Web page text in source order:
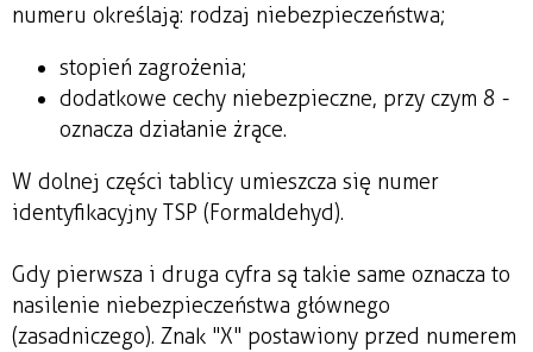
numeru określają: rodzaj niebezpieczeństwa;
stopień zagrożenia;
dodatkowe cechy niebezpieczne, przy czym 8 -
oznacza działanie żrące.
W dolnej części tablicy umieszcza się numer
identyfikacyjny TSP (Formaldehyd).
Gdy pierwsza i druga cyfra są takie same oznacza to
nasilenie niebezpieczeństwa głównego
(zasadniczego). Znak "X" postawiony przed numerem